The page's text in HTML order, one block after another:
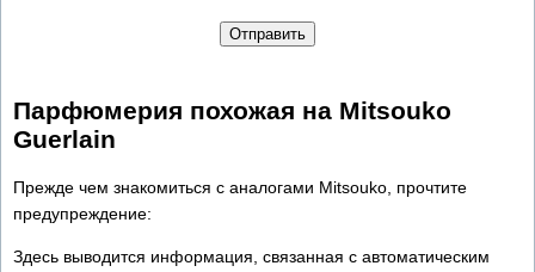
Отправить
Парфюмерия похожая на Mitsouko
Guerlain
Прежде чем знакомиться с аналогами Mitsouko, прочтите
предупреждение:
Здесь выводится информация, связанная с автоматическим